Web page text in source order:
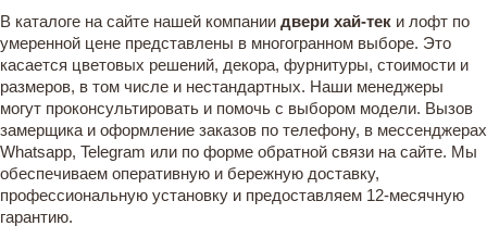
В каталоге на сайте нашей компании двери хай-тек и лофт по
умеренной цене представлены в многогранном выборе. Это
касается цветовых решений, декора, фурнитуры, стоимости и
размеров, в том числе и нестандартных. Наши менеджеры
могут проконсультировать и помочь с выбором модели. Вызов
замерщика и оформление заказов по телефону, в мессенджерах
Whatsapp, Telegram или по форме обратной связи на сайте. Мы
обеспечиваем оперативную и бережную доставку,
профессиональную установку и предоставляем 12-месячную
гарантию.